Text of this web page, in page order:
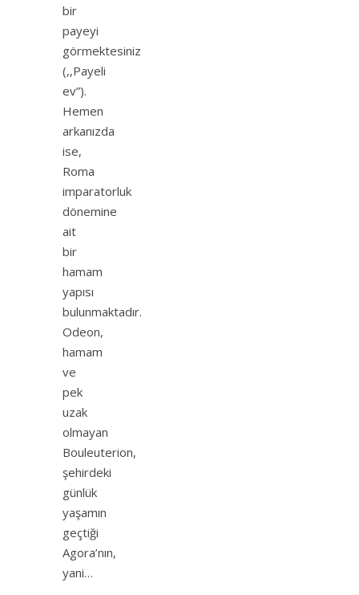
bir
payeyi
görmektesiniz
(,,Payeli
ev”).
Hemen
arkanızda
ise,
Roma
imparatorluk
dönemine
ait
bir
hamam
yapısı
bulunmaktadır.
Odeon,
hamam
ve
pek
uzak
olmayan
Bouleuterion,
şehirdeki
günlük
yaşamın
geçtiği
Agora’nın,
yani…